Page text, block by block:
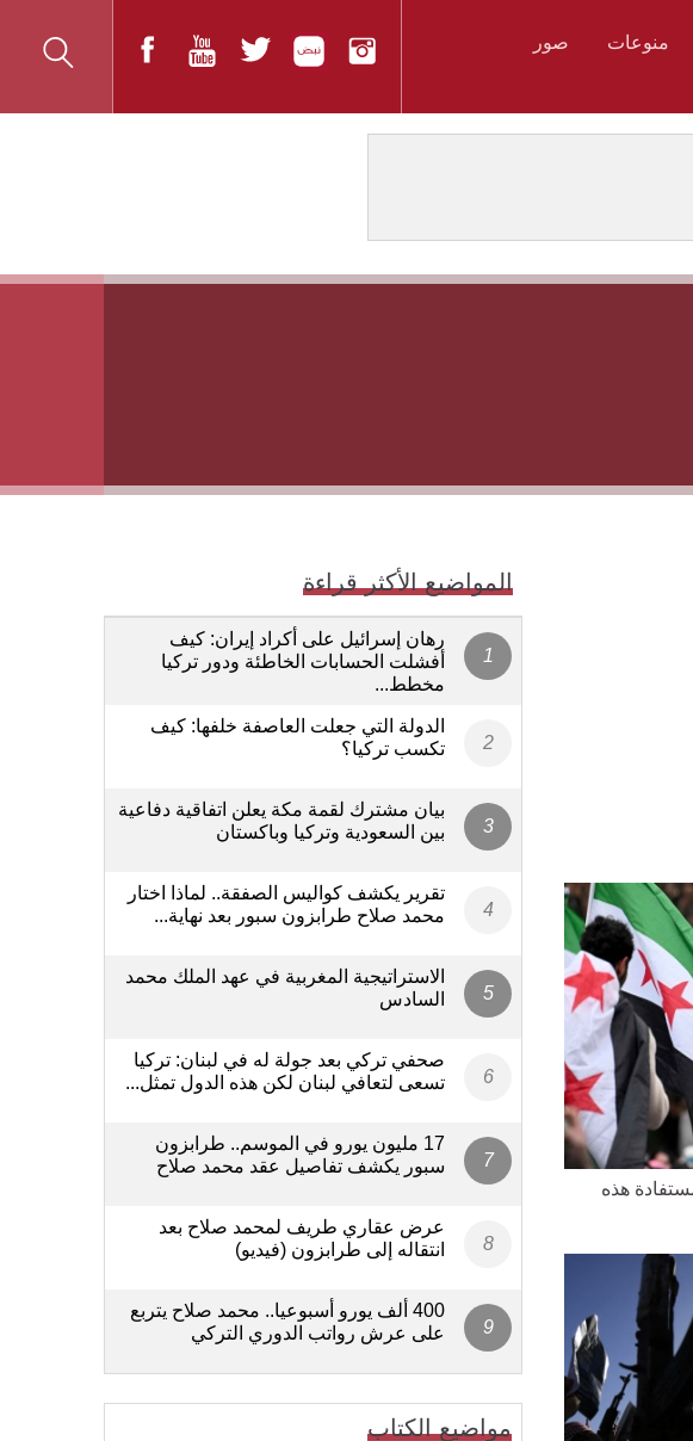
منوعات صور
هذه
المواضيع الأكثر قراءة
رهان إسرائيل على أكراد إيران: كيف
أفشلت الحسابات الخاطئة ودور تركيا
مخطط...
الدولة التي جعلت العاصفة خلفها: كيف
تكسب تركيا؟
بيان مشترك لقمة مكة يعلن اتفاقية دفاعية
بين السعودية وتركيا وباكستان
تقرير يكشف كواليس الصفقة.. لماذا اختار
محمد صلاح طرابزون سبور بعد نهاية...
الاستراتيجية المغربية في عهد الملك محمد
السادس
صحفي تركي بعد جولة له في لبنان: تركيا
تسعى لتعافي لبنان لكن هذه الدول تمثل...
17 مليون يورو في الموسم.. طرابزون
سبور يكشف تفاصيل عقد محمد صلاح
عرض عقاري طريف لمحمد صلاح بعد
انتقاله إلى طرابزون (فيديو)
400 ألف يورو أسبوعيا.. محمد صلاح يتربع
على عرش رواتب الدوري التركي
مواضيع الكتاب